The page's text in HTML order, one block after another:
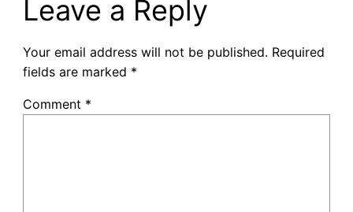
Leave a Reply
Your email address will not be published. Required
fields are marked *
Comment *